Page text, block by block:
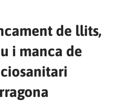
de llits,
i manca de